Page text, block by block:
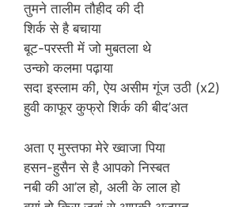
तुमने तालीम तौहीद की दी
शिर्क से है बचाया
बूट-परस्ती में जो मुबतला थे
उन्को कलमा पढ़ाया
सदा इस्लाम की, ऐय असीम गूंज उठी (x2)
हुवी काफूर कुफ्रो शिर्क की बीद’अत
अता ए मुस्तफा मेरे ख्वाजा पिया
हसन-हुसैन से है आपको निस्बत
नबी की आ’ल हो, अली के लाल हो